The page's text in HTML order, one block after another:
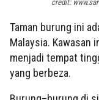
credit:
Taman burung ini
Malaysia. Kawasan
menjadi tempat
yang berbeza.